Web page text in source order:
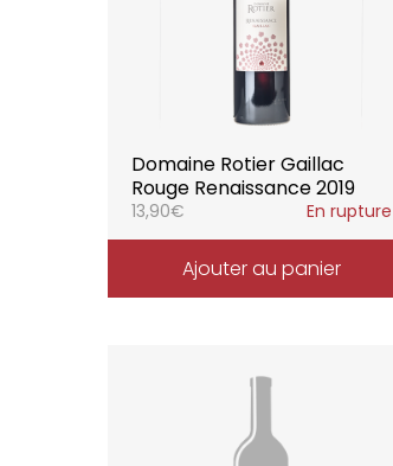
Domaine Rotier Gaillac
Rouge Renaissance 2019
13,90€ En rupture
Ajouter au panier